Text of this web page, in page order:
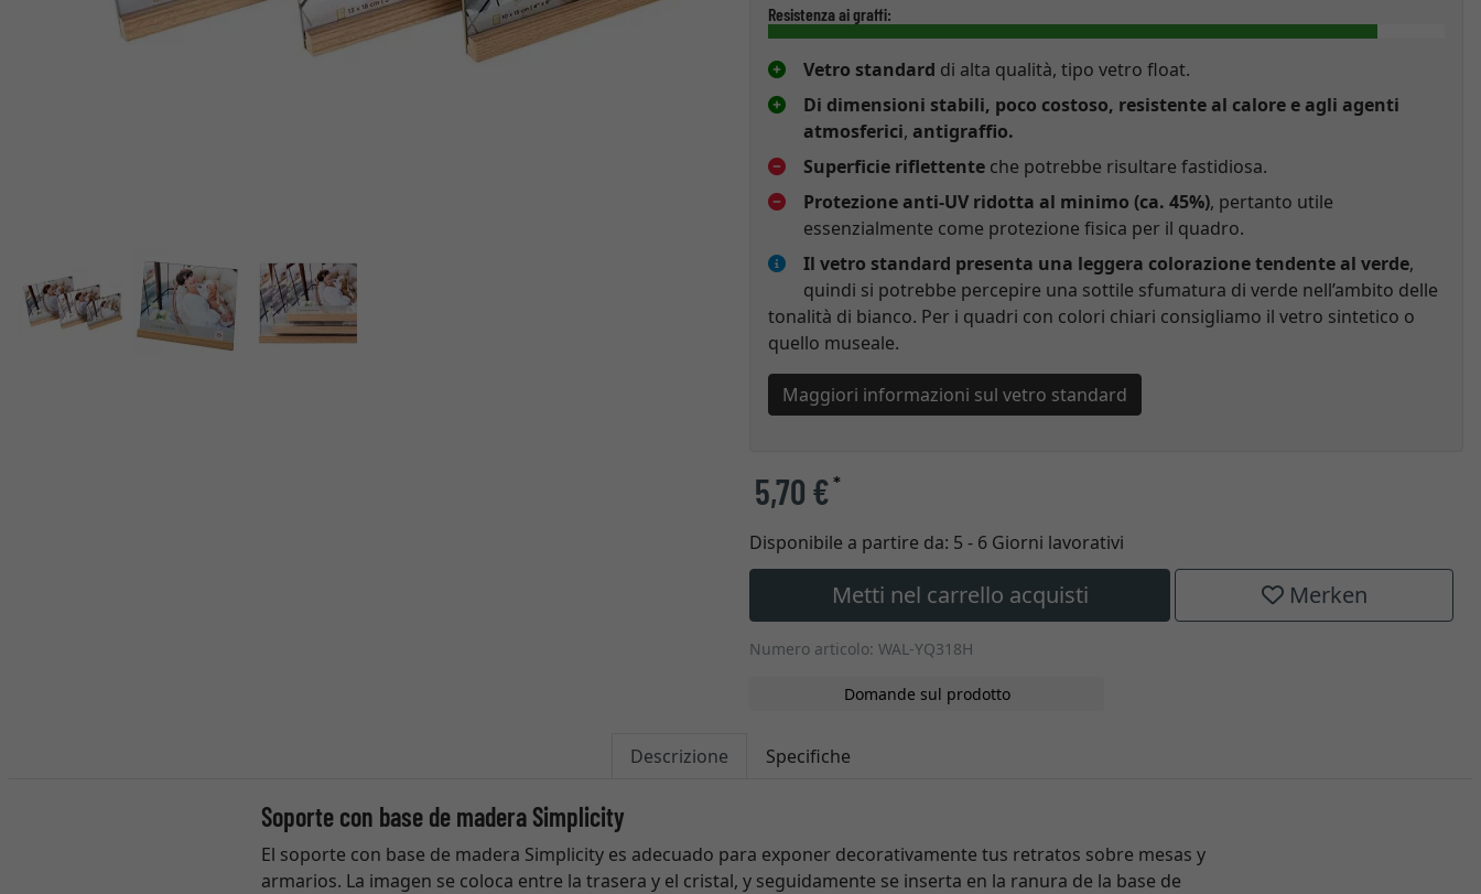
Resistenza ai graffi:
Vetro standard di alta qualità, tipo vetro float.
Di dimensioni stabili, poco costoso, resistente al calore e agli agenti
atmosferici, antigraffio.
Superficie riflettente che potrebbe risultare fastidiosa.
Protezione anti-UV ridotta al minimo (ca. 45%), pertanto utile
essenzialmente come protezione fisica per il quadro.
Il vetro standard presenta una leggera colorazione tendente al verde,
quindi si potrebbe percepire una sottile sfumatura di verde nell’ambito delle
tonalità di bianco. Per i quadri con colori chiari consigliamo il vetro sintetico o
quello museale.
Maggiori informazioni sul vetro standard
5,70 €*
Disponibile a partire da: 5 - 6 Giorni lavorativi
Metti nel carrello acquisti Merken
Numero articolo: WAL-YQ318H
Domande sul prodotto
Descrizione Specifiche
Soporte con base de madera Simplicity
El soporte con base de madera Simplicity es adecuado para exponer decorativamente tus retratos sobre mesas y
armarios. La imagen se coloca entre la trasera y el cristal, y seguidamente se inserta en la ranura de la base de